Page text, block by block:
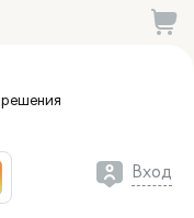
решения
Вход